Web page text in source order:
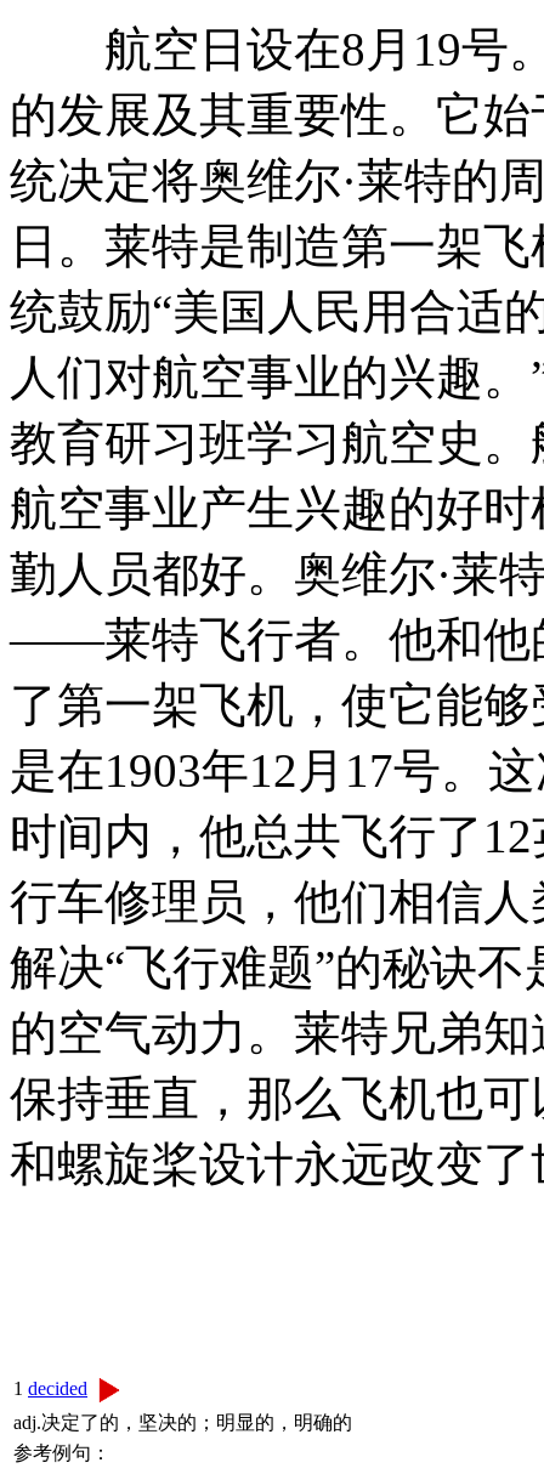
航空日设在8月19号。
的发展及其重要性。它
统决定将奥维尔·莱特的
日。莱特是制造第一架
统鼓励“美国人民用合适
人们对航空事业的兴趣
教育研习班学习航空史
航空事业产生兴趣的好
勤人员都好。奥维尔·莱
——莱特飞行者。他和他
了第一架飞机，使它能
是在1903年12月17号。
时间内，他总共飞行了
行车修理员，他们相信
解决“飞行难题”的秘诀
的空气动力。莱特兄弟
保持垂直，那么飞机也
和螺旋桨设计永远改变了
1 decided
adj.决定了的，坚决的；明显的，明确的
参考例句：